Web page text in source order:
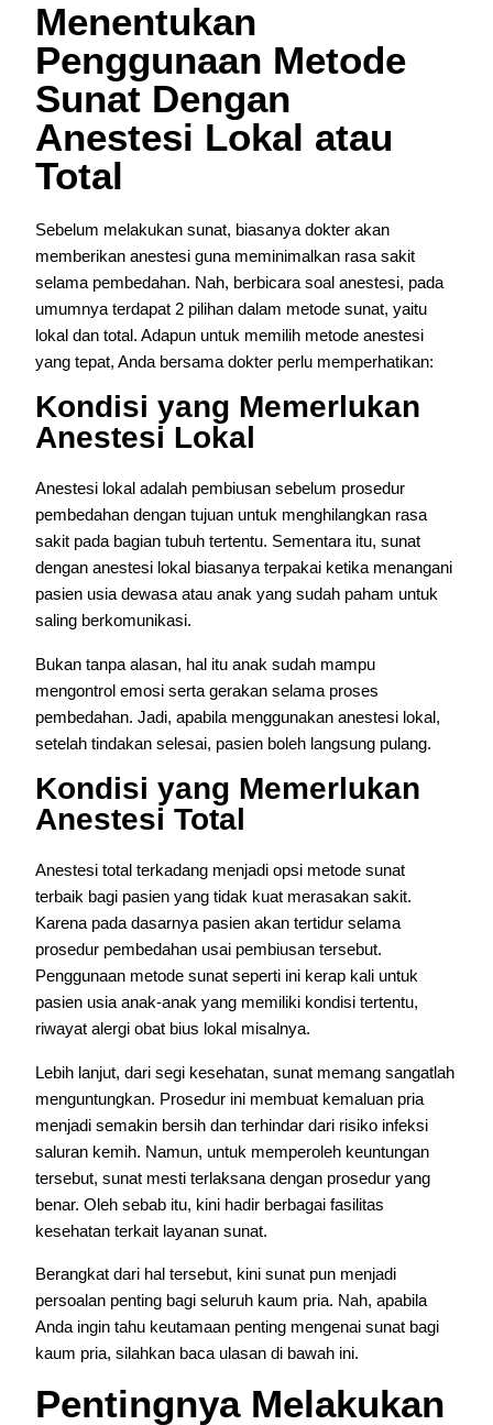
Menentukan
Penggunaan Metode
Sunat Dengan
Anestesi Lokal atau
Total
Sebelum melakukan sunat, biasanya dokter akan
memberikan anestesi guna meminimalkan rasa sakit
selama pembedahan. Nah, berbicara soal anestesi, pada
umumnya terdapat 2 pilihan dalam metode sunat, yaitu
lokal dan total. Adapun untuk memilih metode anestesi
yang tepat, Anda bersama dokter perlu memperhatikan:
Kondisi yang Memerlukan
Anestesi Lokal
Anestesi lokal adalah pembiusan sebelum prosedur
pembedahan dengan tujuan untuk menghilangkan rasa
sakit pada bagian tubuh tertentu. Sementara itu, sunat
dengan anestesi lokal biasanya terpakai ketika menangani
pasien usia dewasa atau anak yang sudah paham untuk
saling berkomunikasi.
Bukan tanpa alasan, hal itu anak sudah mampu
mengontrol emosi serta gerakan selama proses
pembedahan. Jadi, apabila menggunakan anestesi lokal,
setelah tindakan selesai, pasien boleh langsung pulang.
Kondisi yang Memerlukan
Anestesi Total
Anestesi total terkadang menjadi opsi metode sunat
terbaik bagi pasien yang tidak kuat merasakan sakit.
Karena pada dasarnya pasien akan tertidur selama
prosedur pembedahan usai pembiusan tersebut.
Penggunaan metode sunat seperti ini kerap kali untuk
pasien usia anak-anak yang memiliki kondisi tertentu,
riwayat alergi obat bius lokal misalnya.
Lebih lanjut, dari segi kesehatan, sunat memang sangatlah
menguntungkan. Prosedur ini membuat kemaluan pria
menjadi semakin bersih dan terhindar dari risiko infeksi
saluran kemih. Namun, untuk memperoleh keuntungan
tersebut, sunat mesti terlaksana dengan prosedur yang
benar. Oleh sebab itu, kini hadir berbagai fasilitas
kesehatan terkait layanan sunat.
Berangkat dari hal tersebut, kini sunat pun menjadi
persoalan penting bagi seluruh kaum pria. Nah, apabila
Anda ingin tahu keutamaan penting mengenai sunat bagi
kaum pria, silahkan baca ulasan di bawah ini.
Pentingnya Melakukan